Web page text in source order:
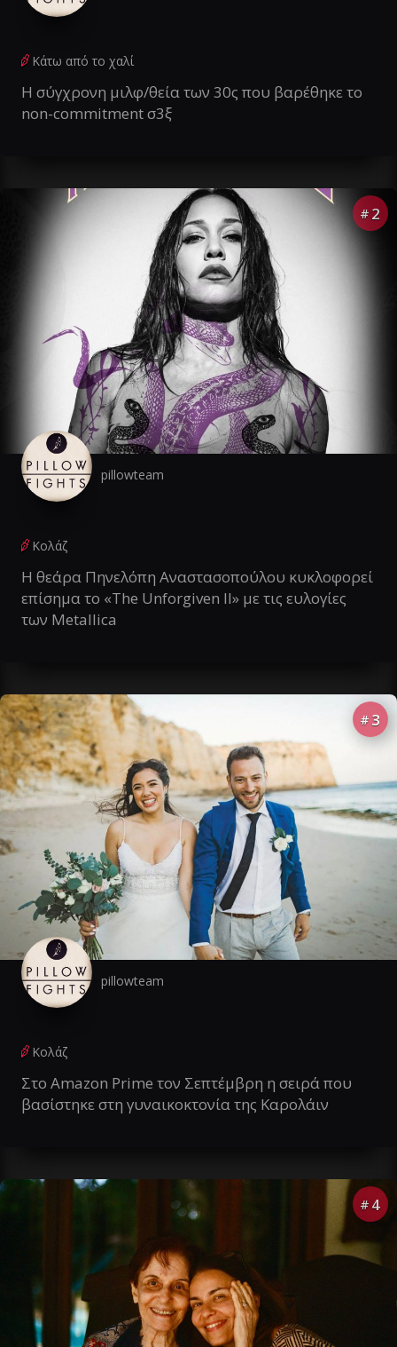
Κάτω από το χαλί
Η σύγχρονη μιλφ/θεία των 30ς που βαρέθηκε το
non-commitment σ3ξ
# 2
pillowteam
Κολάζ
Η θεάρα Πηνελόπη Αναστασοπούλου κυκλοφορεί
επίσημα το «The Unforgiven II» με τις ευλογίες
των Metallica
# 3
pillowteam
Κολάζ
Στο Amazon Prime τον Σεπτέμβρη η σειρά που
βασίστηκε στη γυναικοκτονία της Καρολάιν
# 4